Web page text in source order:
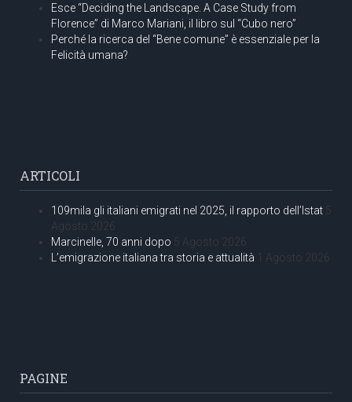
Esce “Deciding the Landscape. A Case Study from
Florence” di Marco Mariani, il libro sul “Cubo nero”
Perché la ricerca del “Bene comune” è essenziale per la
Felicità umana?
ARTICOLI
109mila gli italiani emigrati nel 2025, il rapporto dell’Istat 5
Agosto 2026
Marcinelle, 70 anni dopo 5 Agosto 2026
L’emigrazione italiana tra storia e attualità 1 Agosto 2026
PAGINE